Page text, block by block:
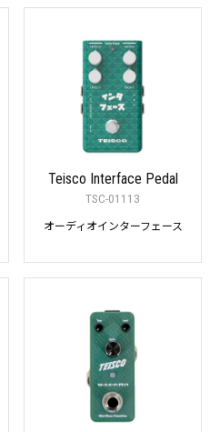
Teisco Interface Pedal
TSC-01113
オーディオインターフェース